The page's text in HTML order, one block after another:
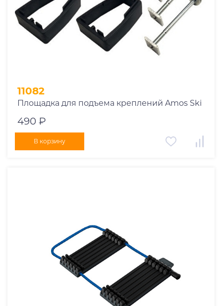
.Amos
.Thule
Страна
11082
Площадка для подъема креплений Amos Ski
490 ₽
В корзину